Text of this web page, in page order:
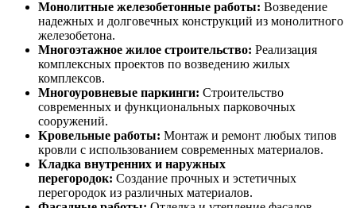
Монолитные железобетонные работы: Возведение
надежных и долговечных конструкций из монолитного
железобетона.
Многоэтажное жилое строительство: Реализация
комплексных проектов по возведению жилых
комплексов.
Многоуровневые паркинги: Строительство
современных и функциональных парковочных
сооружений.
Кровельные работы: Монтаж и ремонт любых типов
кровли с использованием современных материалов.
Кладка внутренних и наружных
перегородок: Создание прочных и эстетичных
перегородок из различных материалов.